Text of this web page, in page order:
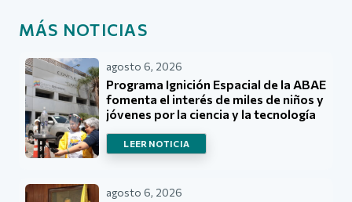
MÁS NOTICIAS
agosto 6, 2026
Programa Ignición Espacial de la ABAE
fomenta el interés de miles de niños y
jóvenes por la ciencia y la tecnología
LEER NOTICIA
agosto 6, 2026